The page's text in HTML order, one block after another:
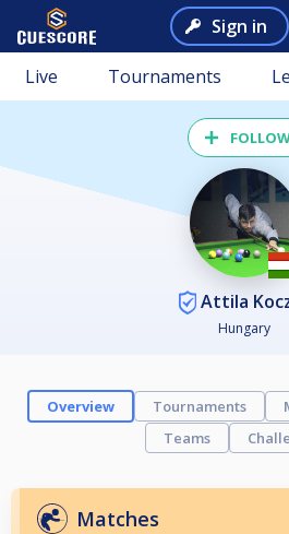
Sign in
Live Tournaments
Attila
Hungary
Overview Tournaments
Teams
Matches